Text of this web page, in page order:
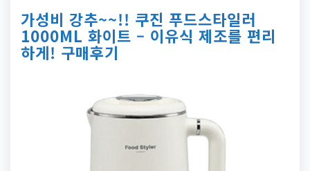
가성비 강추~~!! 쿠진 푸드스타일러
1000ML 화이트 – 이유식 제조를 편리
하게! 구매후기